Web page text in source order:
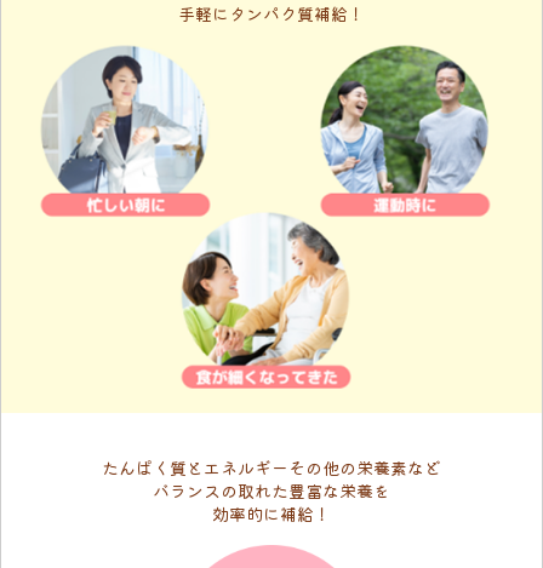
手軽にタンパク質補給！
たんぱく質とエネルギーその他の栄養素など
バランスの取れた豊富な栄養を
効率的に補給！